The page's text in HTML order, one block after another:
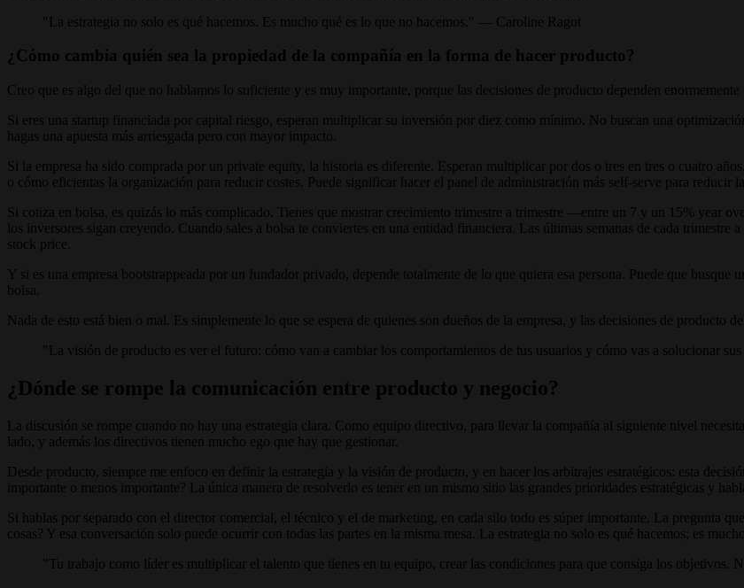
"La estrategia no solo es qué hacemos. Es mucho qué es lo que no hacemos." — Caroline Ragot
¿Cómo cambia quién sea la propiedad de la compañía en la forma de hacer producto?
Creo que es algo del que no hablamos lo suficiente y es muy importante, porque las decisiones de producto dependen enormemente
Si eres una startup financiada por capital riesgo, esperan multiplicar su inversión por diez como mínimo. No buscan una
hagas una apuesta más arriesgada pero con mayor impacto.
Si la empresa ha sido comprada por un private equity, la historia es diferente. Esperan multiplicar por dos o tres en tres o cuatro
o cómo eficientas la organización para reducir costes. Puede significar hacer el panel de administración más self-serve para reducir
Si cotiza en bolsa, es quizás lo más complicado. Tienes que mostrar crecimiento trimestre a trimestre —entre un 7 y un 15% year
los inversores sigan creyendo. Cuando sales a bolsa te conviertes en una entidad financiera. Las últimas semanas de cada
stock price.
Y si es una empresa bootstrappeada por un fundador privado, depende totalmente de lo que quiera esa persona. Puede que busque
bolsa.
Nada de esto está bien o mal. Es simplemente lo que se espera de quienes son dueños de la empresa, y las decisiones de producto
"La visión de producto es ver el futuro: cómo van a cambiar los comportamientos de tus usuarios y cómo vas a solucionar
¿Dónde se rompe la comunicación entre producto y negocio?
La discusión se rompe cuando no hay una estrategia clara. Como equipo directivo, para llevar la compañía al siguiente nivel
lado, y además los directivos tienen mucho ego que hay que gestionar.
Desde producto, siempre me enfoco en definir la estrategia y la visión de producto, y en hacer los arbitrajes estratégicos: esta
importante o menos importante? La única manera de resolverlo es tener en un mismo sitio las grandes prioridades estratégicas y
Si hablas por separado con el director comercial, el técnico y el de marketing, en cada silo todo es súper importante. La pregunta
cosas? Y esa conversación solo puede ocurrir con todas las partes en la misma mesa. La estrategia no solo es qué hacemos; es
"Tu trabajo como líder es multiplicar el talento que tienes en tu equipo, crear las condiciones para que consiga los